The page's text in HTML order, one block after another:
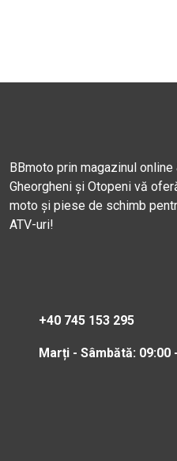
BBmoto prin magazinul
Gheorgheni și Otopeni vă
moto și piese de schimb
ATV-uri!
+40 745 153 295
Marți - Sâmbătă: 09:00